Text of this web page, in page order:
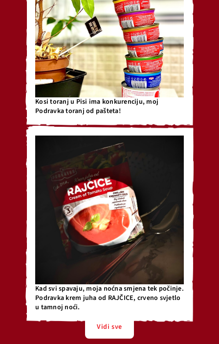
Kosi toranj u Pisi ima konkurenciju, moj
Podravka toranj od pašteta!
Kad svi spavaju, moja noćna smjena tek počinje.
Podravka krem juha od RAJČICE, crveno svjetlo
u tamnoj noći.
Vidi sve